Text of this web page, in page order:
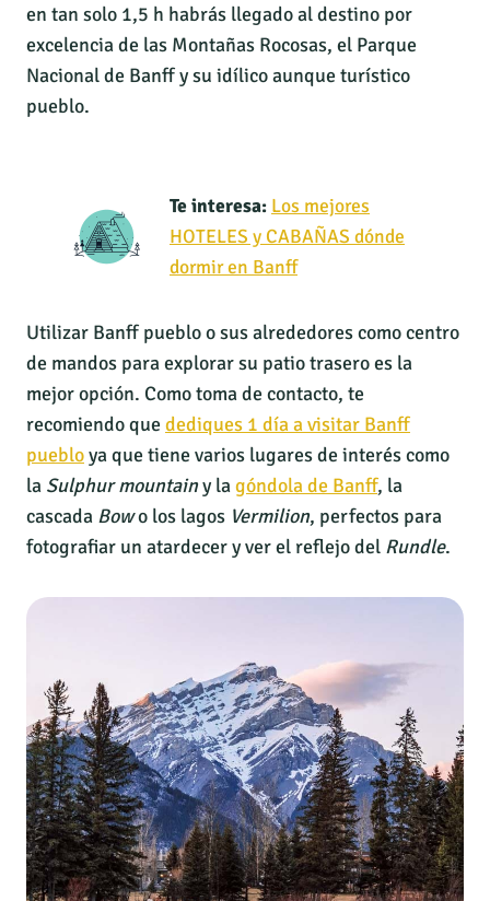
en tan solo 1,5 h habrás llegado al destino por
excelencia de las Montañas Rocosas, el Parque
Nacional de Banff y su idílico aunque turístico
pueblo.
Te interesa: Los mejores
HOTELES y CABAÑAS dónde
dormir en Banff
Utilizar Banff pueblo o sus alrededores como centro
de mandos para explorar su patio trasero es la
mejor opción. Como toma de contacto, te
recomiendo que dediques 1 día a visitar Banff
puebloya que tiene varios lugares de interés como
la Sulphur mountainy lagóndola de Banff, la
cascada Bowo los lagos Vermilion, perfectos para
fotografiar un atardecer y ver el reflejo del Rundle.